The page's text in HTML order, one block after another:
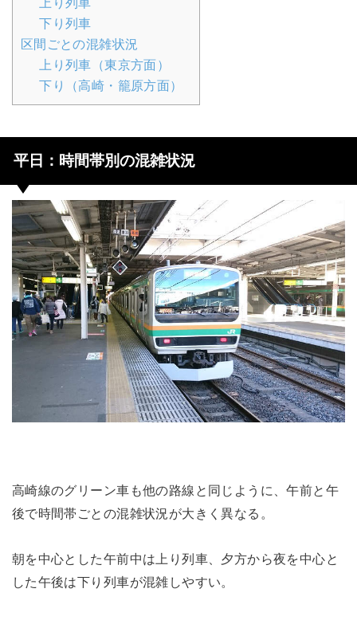
下り列車
区間ごとの混雑状況
上り列車（東京方面）
下り（高崎・籠原方面）
平日：時間帯別の混雑状況
高崎線のグリーン車も他の路線と同じように、午前と午
後で時間帯ごとの混雑状況が大きく異なる。
朝を中心とした午前中は上り列車、夕方から夜を中心と
した午後は下り列車が混雑しやすい。